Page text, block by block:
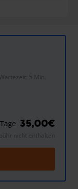
5 Min.
35,00€
nicht enthalten